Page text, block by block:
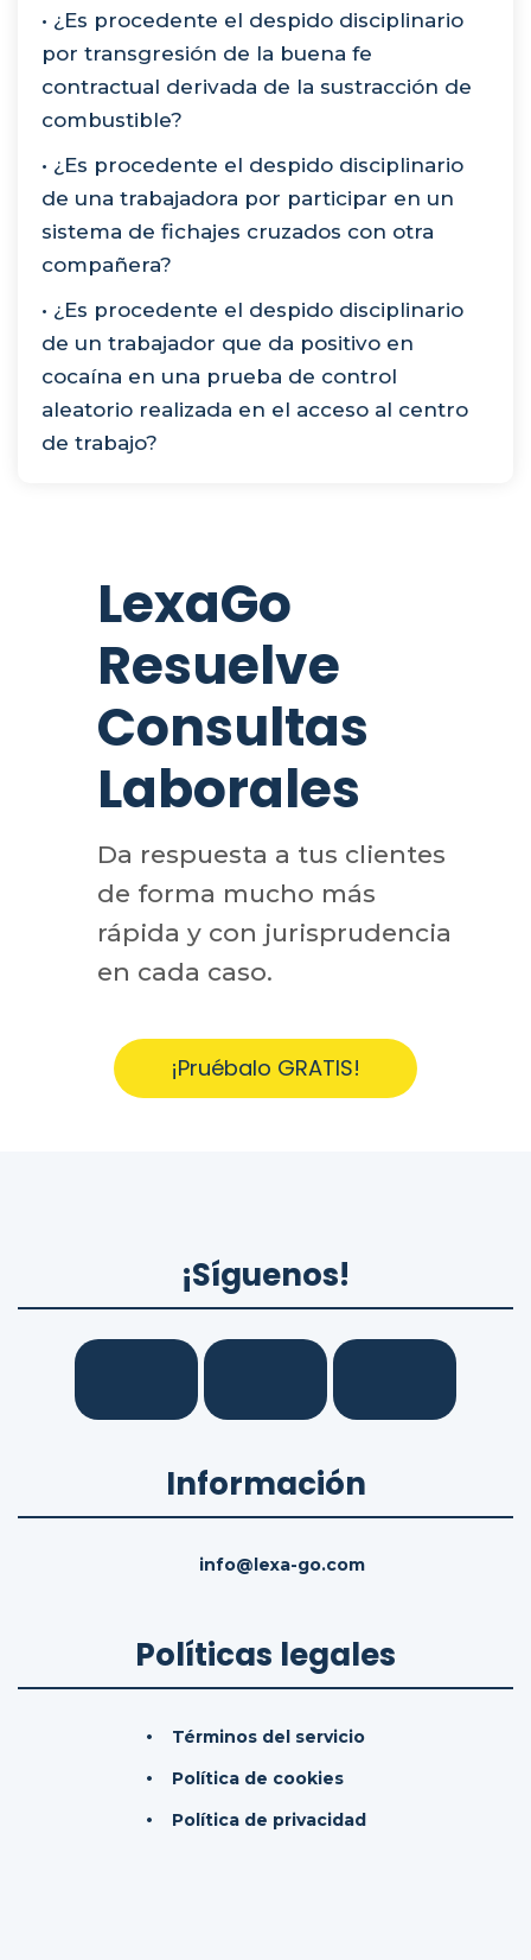
• ¿Es procedente el despido disciplinario
por transgresión de la buena fe
contractual derivada de la sustracción de
combustible?
• ¿Es procedente el despido disciplinario
de una trabajadora por participar en un
sistema de fichajes cruzados con otra
compañera?
• ¿Es procedente el despido disciplinario
de un trabajador que da positivo en
cocaína en una prueba de control
aleatorio realizada en el acceso al centro
de trabajo?
LexaGo
Resuelve
Consultas
Laborales
Da respuesta a tus clientes
de forma mucho más
rápida y con jurisprudencia
en cada caso.
¡Pruébalo GRATIS!
¡Síguenos!
Información
info@lexa-go.com
Políticas legales
Términos del servicio
Política de cookies
Política de privacidad